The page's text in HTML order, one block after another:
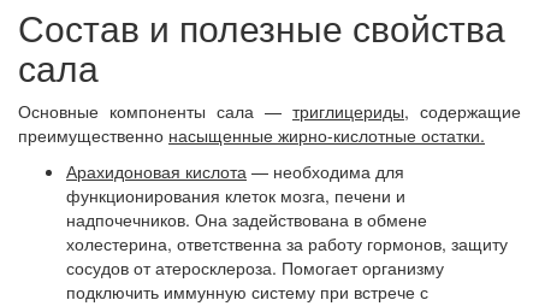
Состав и полезные свойства
сала
Основные компоненты сала — триглицериды, содержащие
преимущественно насыщенные жирно-кислотные остатки.
Арахидоновая кислота — необходима для
функционирования клеток мозга, печени и
надпочечников. Она задействована в обмене
холестерина, ответственна за работу гормонов, защиту
сосудов от атеросклероза. Помогает организму
подключить иммунную систему при встрече с